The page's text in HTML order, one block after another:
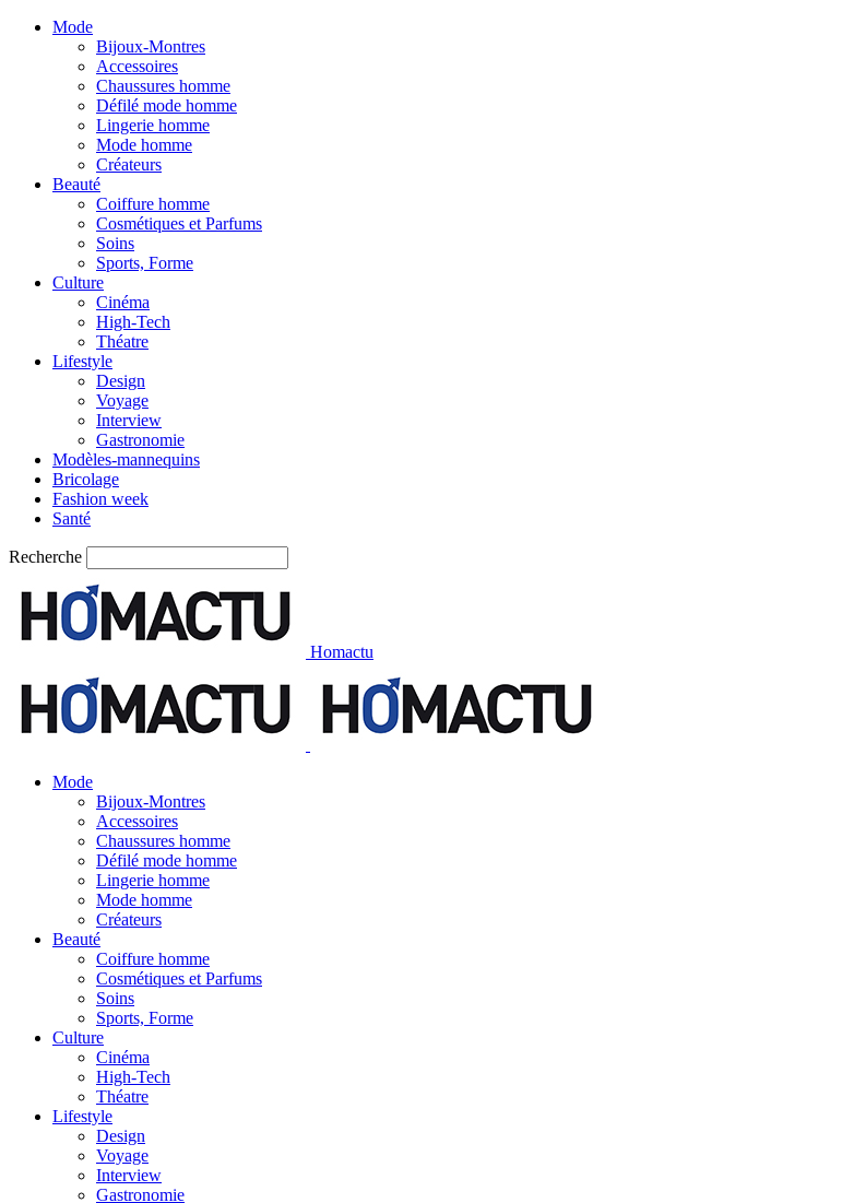
Mode
Bijoux-Montres
Accessoires
Chaussures homme
Défilé mode homme
Lingerie homme
Mode homme
Créateurs
Beauté
Coiffure homme
Cosmétiques et Parfums
Soins
Sports, Forme
Culture
Cinéma
High-Tech
Théatre
Lifestyle
Design
Voyage
Interview
Gastronomie
Modèles-mannequins
Bricolage
Fashion week
Santé
Recherche
Homactu
Mode
Bijoux-Montres
Accessoires
Chaussures homme
Défilé mode homme
Lingerie homme
Mode homme
Créateurs
Beauté
Coiffure homme
Cosmétiques et Parfums
Soins
Sports, Forme
Culture
Cinéma
High-Tech
Théatre
Lifestyle
Design
Voyage
Interview
Gastronomie